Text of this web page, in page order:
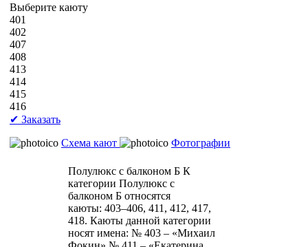
Выберите каюту
401
402
407
408
413
414
415
416
✔ Заказать
Схема кают
Фотографии
Полулюкс с балконом Б К
категории Полулюкс с
балконом Б относятся
каюты: 403–406, 411, 412, 417,
418. Каюты данной категории
носят имена: № 403 – «Михаил